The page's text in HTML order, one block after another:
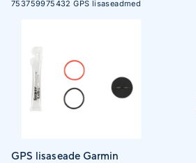
753759975432 GPS lisaseadmed
GPS lisaseade Garmin